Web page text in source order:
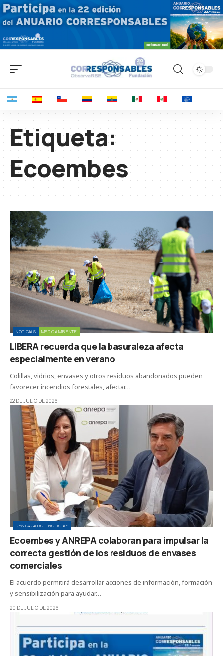
Etiqueta:
Ecoembes
NOTICIAS MEDIOAMBIENTE
LIBERA recuerda que la basuraleza afecta
especialmente en verano
Colillas, vidrios, envases y otros residuos abandonados pueden
favorecer incendios forestales, afectar…
22 DE JULIO DE 2026
DESTACADO NOTICIAS
Ecoembes y ANREPA colaboran para impulsar la
correcta gestión de los residuos de envases
comerciales
El acuerdo permitirá desarrollar acciones de información, formación
y sensibilización para ayudar…
20 DE JULIO DE 2026